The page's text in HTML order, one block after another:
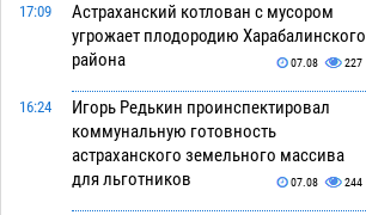
17:09
Астраханский котлован с мусором
угрожает плодородию Харабалинского
района
07.08 227
16:24
Игорь Редькин проинспектировал
коммунальную готовность
астраханского земельного массива
для льготников
07.08 244